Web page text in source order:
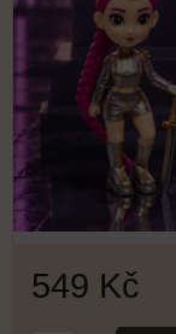
549 Kč